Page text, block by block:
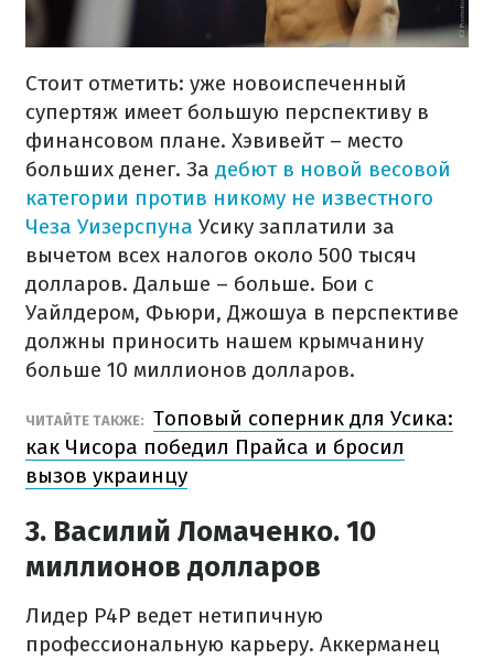
Стоит отметить: уже новоиспеченный
супертяж имеет большую перспективу в
финансовом плане. Хэвивейт – место
больших денег. За дебют в новой весовой
категории против никому не известного
Чеза Уизерспуна Усику заплатили за
вычетом всех налогов около 500 тысяч
долларов. Дальше – больше. Бои с
Уайлдером, Фьюри, Джошуа в перспективе
должны приносить нашем крымчанину
больше 10 миллионов долларов.
ЧИТАЙТЕ ТАКЖЕ: Топовый соперник для Усика:
как Чисора победил Прайса и бросил
вызов украинцу
3. Василий Ломаченко. 10
миллионов долларов
Лидер P4P ведет нетипичную
профессиональную карьеру. Аккерманец